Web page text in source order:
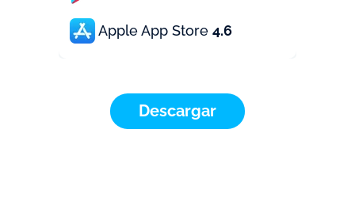
Apple App Store 4.6
Descargar